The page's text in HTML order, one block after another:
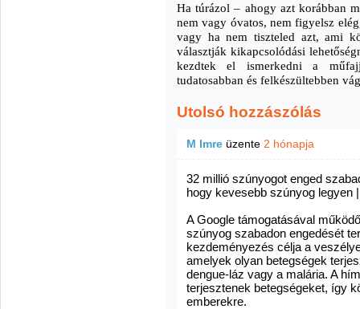
Ha túrázol – ahogy azt korábban
nem vagy óvatos, nem figyelsz
vagy ha nem tiszteled azt, ami
választják kikapcsolódási
kezdtek el ismerkedni a
tudatosabban és felkészültebben
Utolsó hozzászólás
M Imre üzente 2 hónapja
32 millió szúnyogot enged
hogy kevesebb szúnyog legyen
A Google támogatásával
szúnyog szabadon engedését
kezdeményezés célja a
amelyek olyan betegségek
dengue-láz vagy a malária. A
terjesztenek betegségeket, így
emberekre.